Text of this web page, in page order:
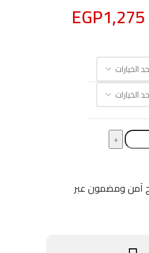
EGP1,275
آمن ومضمون عبر